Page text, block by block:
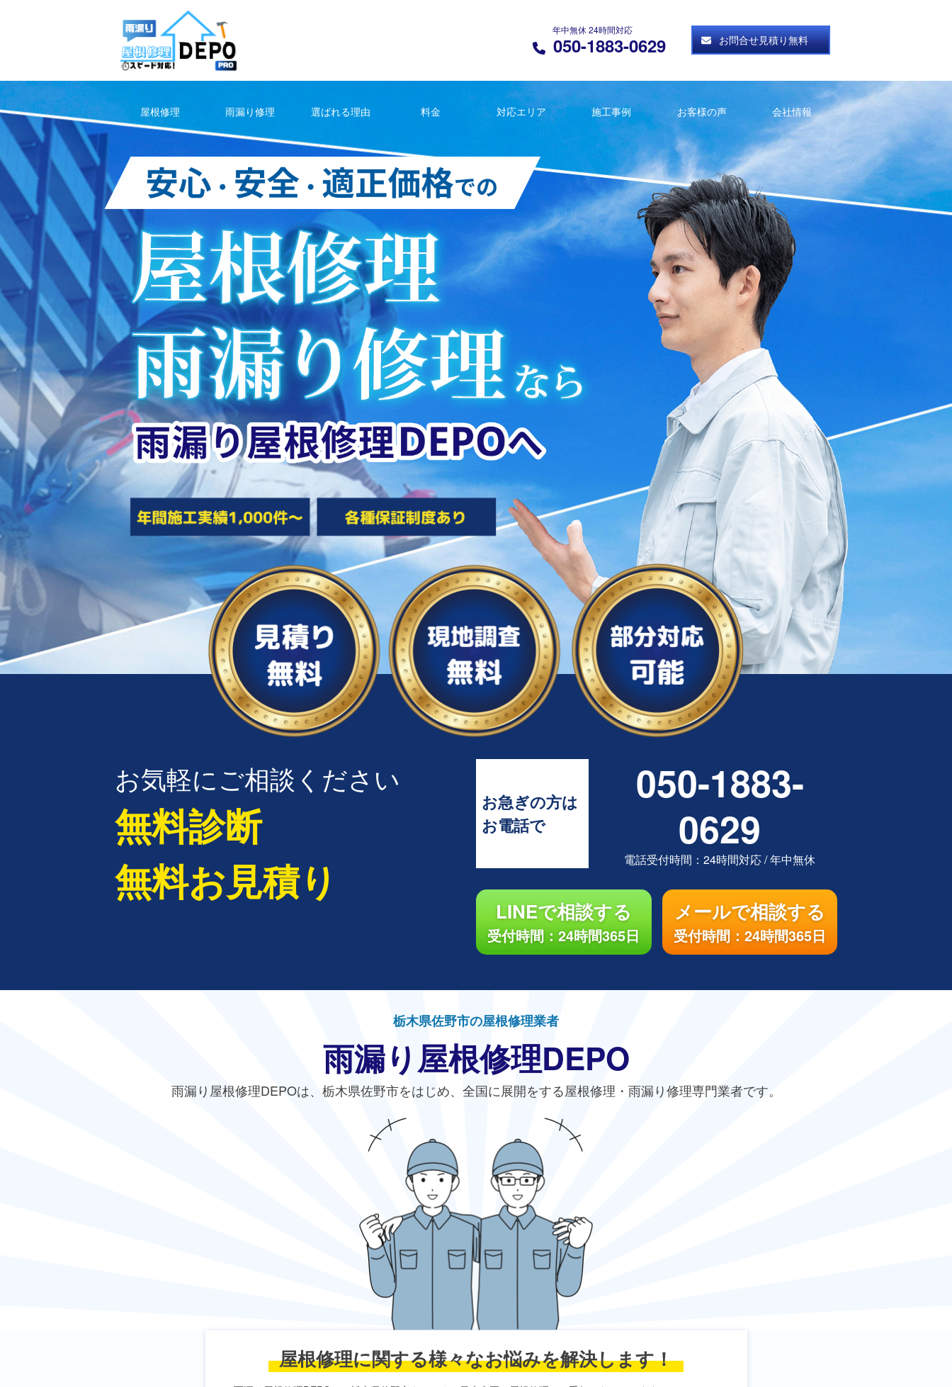
年中無休 24時間対応
050-1883-0629 お問合せ見積り無料
屋根修理 雨漏り修理 選ばれる理由 料金 対応エリア 施工事例 お客様の声 会社情報
お気軽にご相談ください
無料診断
無料お見積り
お急ぎの方は
お電話で
050-1883-
0629
電話受付時間：24時間対応/年中無休
LINEで相談する
受付時間：24時間365日
メールで相談する
受付時間：24時間365日
栃木県佐野市の屋根修理業者
雨漏り屋根修理DEPO
雨漏り屋根修理DEPOは、栃木県佐野市をはじめ、全国に展開をする屋根修理・雨漏り修理専門業者です。
屋根修理に関する様々なお悩みを解決します！